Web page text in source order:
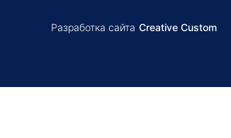
Разработка сайта Creative Custom